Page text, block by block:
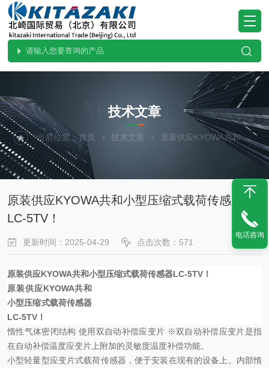
ARTICLES
技术文章
当前位置：首页 技术文章 原装供应KYOWA共和小型压缩式载荷传感器LC-5TV！
原装供应KYOWA共和小型压缩式载荷传感器
LC-5TV！
更新时间：2025-04-29 点击次数：571
原装供应KYOWA共和小型压缩式载荷传感器LC-5TV！
原装供应KYOWA共和
小型压缩式载荷传感器
LC-5TV！
惰性气体密闭结构 使用双自动补偿应变片 ※双自动补偿应变片是指
在自动补偿温度应变片上附加的灵敏度温度补偿功能。
小型轻量型应变片式载荷传感器，便于安装在现有的设备上。内部惰
电话咨询